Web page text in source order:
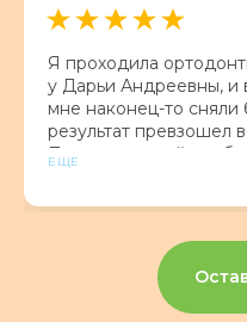
Я проходила
у Дарьи Андреевны, и
мне наконец-то сняли
результат превзошел
Помимо ровной
тех, кто боится
ЕЩЕ